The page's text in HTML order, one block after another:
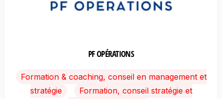
PF OPÉRATIONS
Formation & coaching, conseil en management et
stratégie
Formation, conseil stratégie et